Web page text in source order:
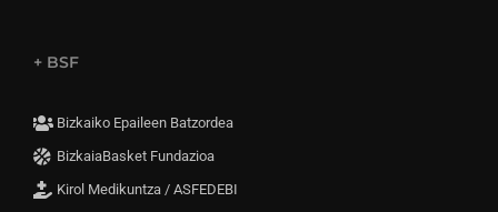
+ BSF
Bizkaiko Epaileen Batzordea
BizkaiaBasket Fundazioa
Kirol Medikuntza / ASFEDEBI